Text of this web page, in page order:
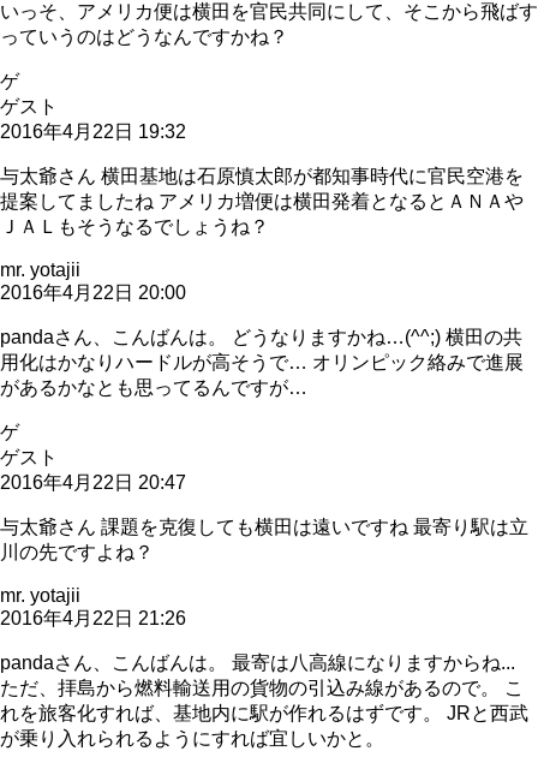
いっそ、アメリカ便は横田を官民共同にして、そこから飛ばす
っていうのはどうなんですかね？
ゲ
ゲスト
2016年4月22日 19:32
与太爺さん 横田基地は石原慎太郎が都知事時代に官民空港を
提案してましたね アメリカ増便は横田発着となるとＡＮＡや
ＪＡＬもそうなるでしょうね？
mr. yotajii
2016年4月22日 20:00
pandaさん、こんばんは。 どうなりますかね…(^^;) 横田の共
用化はかなりハードルが高そうで… オリンピック絡みで進展
があるかなとも思ってるんですが…
ゲ
ゲスト
2016年4月22日 20:47
与太爺さん 課題を克復しても横田は遠いですね 最寄り駅は立
川の先ですよね？
mr. yotajii
2016年4月22日 21:26
pandaさん、こんばんは。 最寄は八高線になりますからね...
ただ、拝島から燃料輸送用の貨物の引込み線があるので。 こ
れを旅客化すれば、基地内に駅が作れるはずです。 JRと西武
が乗り入れられるようにすれば宜しいかと。